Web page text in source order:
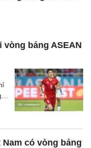
bảng ASEAN
có vòng bảng